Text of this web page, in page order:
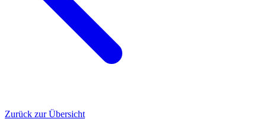
Zurück zur Übersicht